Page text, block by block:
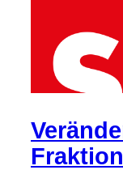
Fraktion